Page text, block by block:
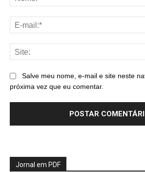
Salve meu nome, e-mail e site neste
próxima vez que eu comentar.
Jornal em PDF